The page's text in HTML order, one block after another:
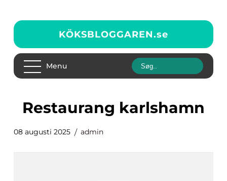
KÖKSBLOGGAREN.se
Menu
restaurang karlshamn
08 augusti 2025 admin